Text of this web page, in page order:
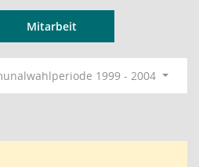
Mitarbeit
1999 - 2004